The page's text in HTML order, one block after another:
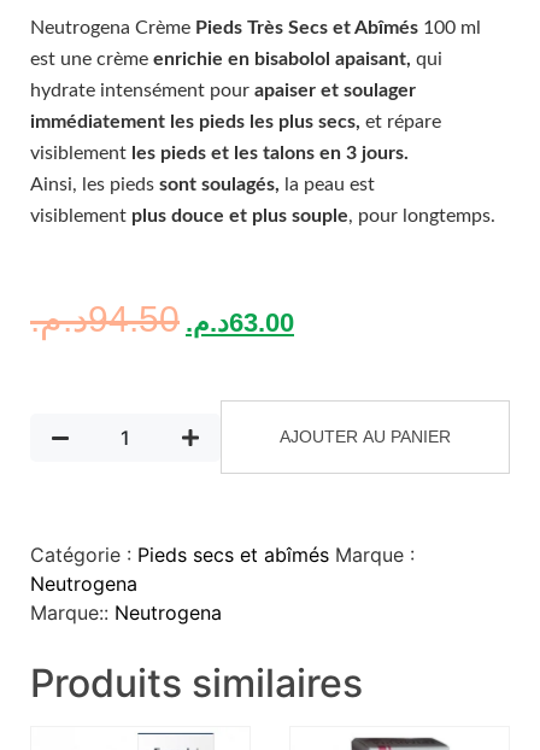
Neutrogena Crème Pieds Très Secs et Abîmés 100 ml
est une crème enrichie en bisabolol apaisant, qui
hydrate intensément pour apaiser et soulager
immédiatement les pieds les plus secs, et répare
visiblement les pieds et les talons en 3 jours.
Ainsi, les pieds sont soulagés, la peau est
visiblement plus douce et plus souple, pour longtemps.
94.50د.م. 63.00د.م.
AJOUTER AU PANIER
Catégorie : Pieds secs et abîmés Marque :
Neutrogena
Marque:: Neutrogena
Produits similaires